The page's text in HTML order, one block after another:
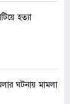
হত্যা
ঘটনায় মামলা